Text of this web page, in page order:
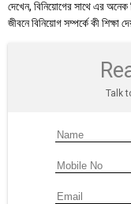
দেখেন, বিনিয়োগের সাথে এর
জীবনে বিনিয়োগ সম্পর্কে কী শিক্ষা
Talk